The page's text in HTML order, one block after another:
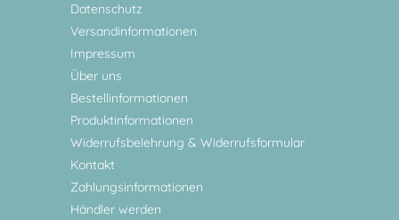
Datenschutz
Versandinformationen
Impressum
Über uns
Bestellinformationen
Produktinformationen
Widerrufsbelehrung & Widerrufsformular
Kontakt
Zahlungsinformationen
Händler werden